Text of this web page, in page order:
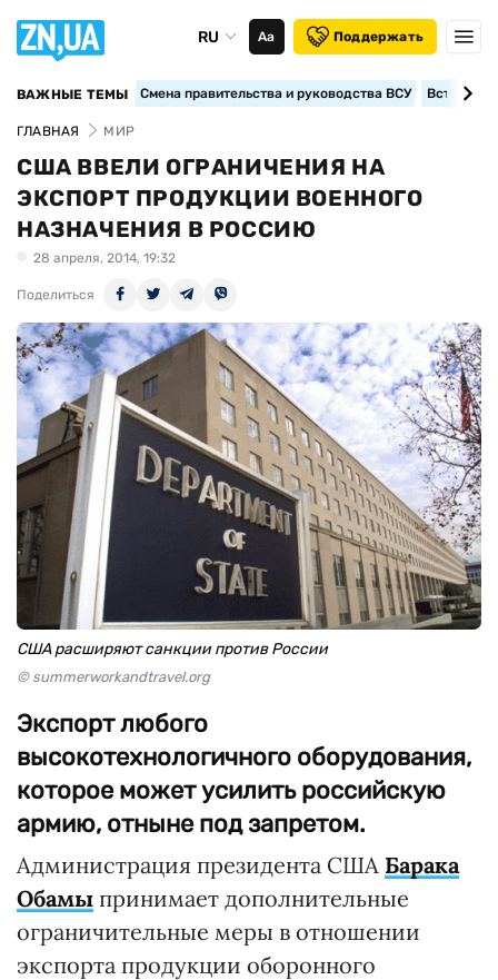
RU Аа Поддержать
ВАЖНЫЕ ТЕМЫ Смена правительства и руководства ВСУ
ГЛАВНАЯ МИР
США ВВЕЛИ ОГРАНИЧЕНИЯ НА
ЭКСПОРТ ПРОДУКЦИИ ВОЕННОГО
НАЗНАЧЕНИЯ В РОССИЮ
28 апреля, 2014, 19:32
Поделиться
США расширяют санкции против России
© summerworkandtravel.org
Экспорт любого
высокотехнологичного оборудования,
которое может усилить российскую
армию, отныне под запретом.
Администрация президента США Барака
Обамы принимает дополнительные
ограничительные меры в отношении
экспорта продукции оборонного